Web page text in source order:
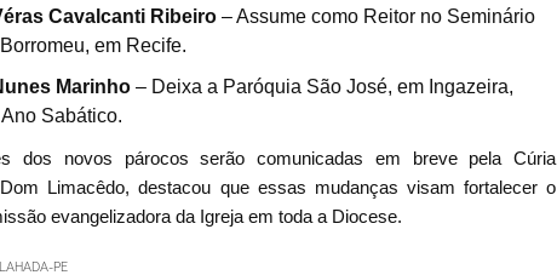
Cavalcanti Ribeiro – Assume como Reitor no Seminário
em Recife.
Marinho – Deixa a Paróquia São José, em Ingazeira,
Sabático.
dos novos párocos serão comunicadas em breve pela Cúria
Limacêdo, destacou que essas mudanças visam fortalecer o
evangelizadora da Igreja em toda a Diocese.
PE